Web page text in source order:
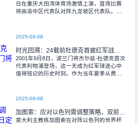
日在重庆大田湾体育场激情上演，首场比赛
将由渝中区代表队对阵九龙坡区代表队。据
2025-09-08
时光回溯：24载前杜德克首披红军战袍，开启传奇门将生涯
2001年9月8日，波兰门将杰尔兹-杜德克首次
代表利物浦登场，这一天成为红军球迷心中
值得铭记的历史时刻。作为当年夏季从费耶
2025-09-08
加图索：应对以色列需调整策略，双前锋安排待明日定夺
意大利主教练加图索在对阵以色列的世界杯